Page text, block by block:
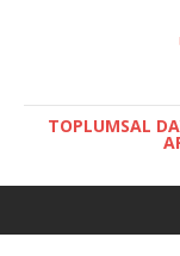
TOPLUMSAL